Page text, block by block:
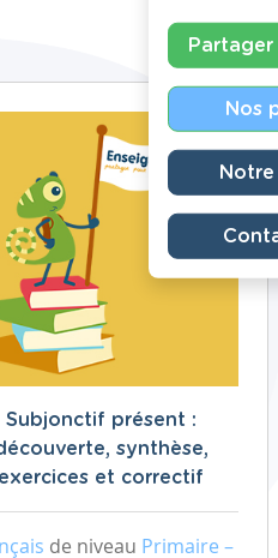
Subjonctif présent :
synthèse,
exercices et correctif
de niveau Primaire –
Partager
Nos